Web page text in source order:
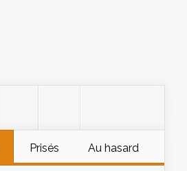
Prisés Au hasard